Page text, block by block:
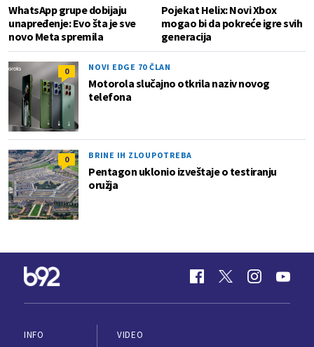
WhatsApp grupe dobijaju
unapređenje: Evo šta je sve
novo Meta spremila
Pojekat Helix: Novi Xbox
mogao bi da pokreće igre svih
generacija
0 NOVI EDGE 70 ČLAN
Motorola slučajno otkrila naziv novog
telefona
0 BRINE IH ZLOUPOTREBA
Pentagon uklonio izveštaje o testiranju
oružja
INFO
VIDEO